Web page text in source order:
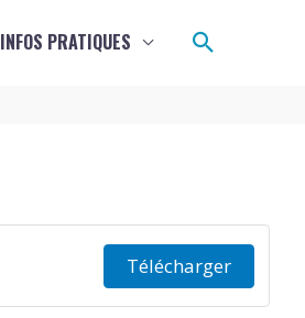
INFOS PRATIQUES
Télécharger